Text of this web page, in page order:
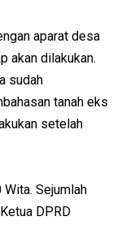
aparat desa
akan dilakukan.
sudah
tanah eks
setelah
Sejumlah
DPRD